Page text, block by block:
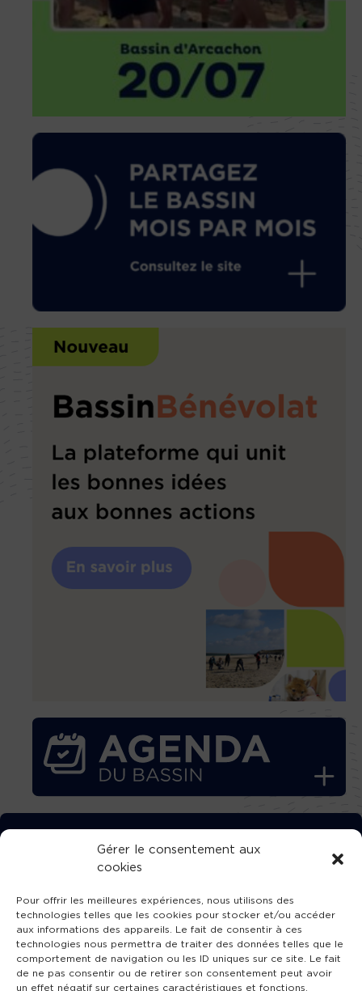
Gérer le consentement aux
cookies
Pour offrir les meilleures expériences, nous utilisons des
technologies telles que les cookies pour stocker et/ou accéder
aux informations des appareils. Le fait de consentir à ces
technologies nous permettra de traiter des données telles que le
comportement de navigation ou les ID uniques sur ce site. Le fait
de ne pas consentir ou de retirer son consentement peut avoir
un effet négatif sur certaines caractéristiques et fonctions.
TÉLÉCHARGEZ GRATUITEMENT
L’APPLICATION TVBA !
SUIVEZ-NOUS !